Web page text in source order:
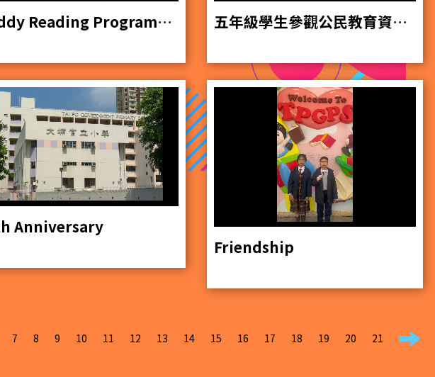
Buddy Reading Programme 五年級學生參觀公民教育資源中心廉署專題展覽 (影片由廉政公署製作)
Anniversary
Friendship
7 8 9 10 11 12 13 14 15 16 17 18 19 20 21